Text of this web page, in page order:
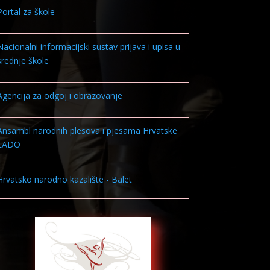
za škole
informacijski sustav prijava i upisa u
škole
za odgoj i obrazovanje
narodnih plesova i pjesama Hrvatske
narodno kazalište - Balet